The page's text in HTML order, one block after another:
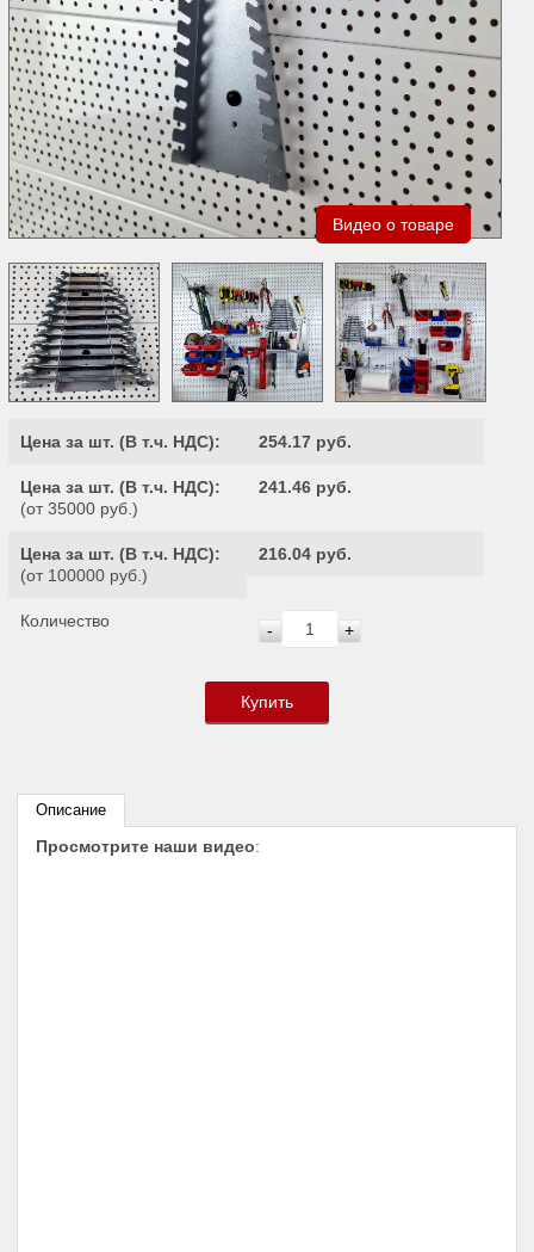
Видео о товаре
Цена за шт. (В т.ч. НДС): 254.17 руб.
Цена за шт. (В т.ч. НДС):
(от 35000 руб.)
241.46 руб.
Цена за шт. (В т.ч. НДС):
(от 100000 руб.)
216.04 руб.
Количество - +
Купить
Описание
Просмотрите наши видео: